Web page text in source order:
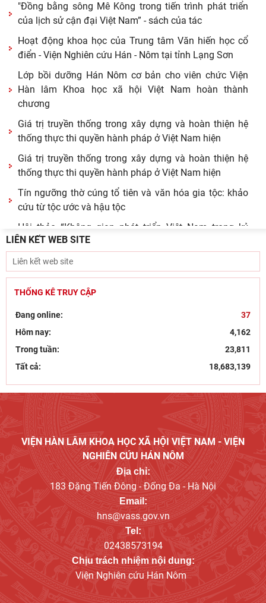
"Đồng bằng sông Mê Kông trong tiến trình phát triển
của lịch sử cận đại Việt Nam” - sách của tác
Hoạt động khoa học của Trung tâm Văn hiến học cổ
điển - Viện Nghiên cứu Hán - Nôm tại tỉnh Lạng Sơn
Lớp bồi dưỡng Hán Nôm cơ bản cho viên chức Viện
Hàn lâm Khoa học xã hội Việt Nam hoàn thành
chương
Giá trị truyền thống trong xây dựng và hoàn thiện hệ
thống thực thi quyền hành pháp ở Việt Nam hiện
Giá trị truyền thống trong xây dựng và hoàn thiện hệ
thống thực thi quyền hành pháp ở Việt Nam hiện
Tín ngưỡng thờ cúng tổ tiên và văn hóa gia tộc: khảo
cứu từ tộc ước và hậu tộc
Hội thảo “Không gian phát triển Việt Nam trong kỷ
nguyên mới: Định hướng chiến lược và lựa chọn
Viện Nghiên cứu Hán - Nôm tiếp và làm việc với GS.TS
Nguyễn Phương Ngọc – Phó hiệu trưởng Trường
Góc nhìn của Đảng, hành động kiên quyết và bảo vệ
nền tảng tư tưởng trong kỷ nguyên số
Bút tích đình nguyên Phan Đình Phùng - lãnh tụ phong
trào Cần Vương chống Pháp
LIÊN KẾT WEB SITE
THỐNG KÊ TRUY CẬP
Đang online:
37
Hôm nay:
4,162
Trong tuần:
23,811
Tất cả:
18,683,139
VIỆN HÀN LÂM KHOA HỌC XÃ HỘI VIỆT NAM - VIỆN
NGHIÊN CỨU HÁN NÔM
Địa chỉ:
183 Đặng Tiến Đông - Đống Đa - Hà Nội
Email:
hns@vass.gov.vn
Tel:
02438573194
Chịu trách nhiệm nội dung:
Viện Nghiên cứu Hán Nôm